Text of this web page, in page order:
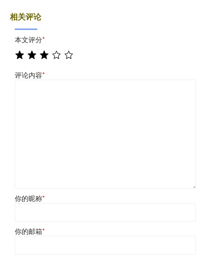
相关评论
本文评分*
评论内容*
你的昵称*
你的邮箱*